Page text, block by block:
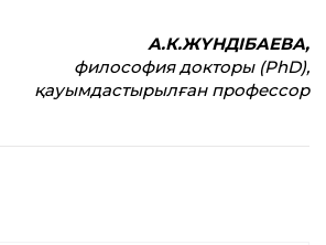
А.К.ЖҮНДІБАЕВА,
философия докторы (PhD),
қауымдастырылған профессор